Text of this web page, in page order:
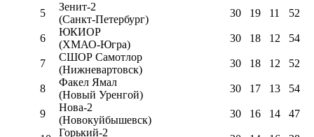
5
Зенит-2
(Санкт-Петербург)
30 19 11 52
6
ЮКИОР
(ХМАО-Югра)
30 18 12 54
7
СШОР Самотлор
(Нижневартовск)
30 18 12 52
8
Факел Ямал
(Новый Уренгой)
30 17 13 54
9
Нова-2
(Новокуйбышевск)
30 16 14 47
Горький-2